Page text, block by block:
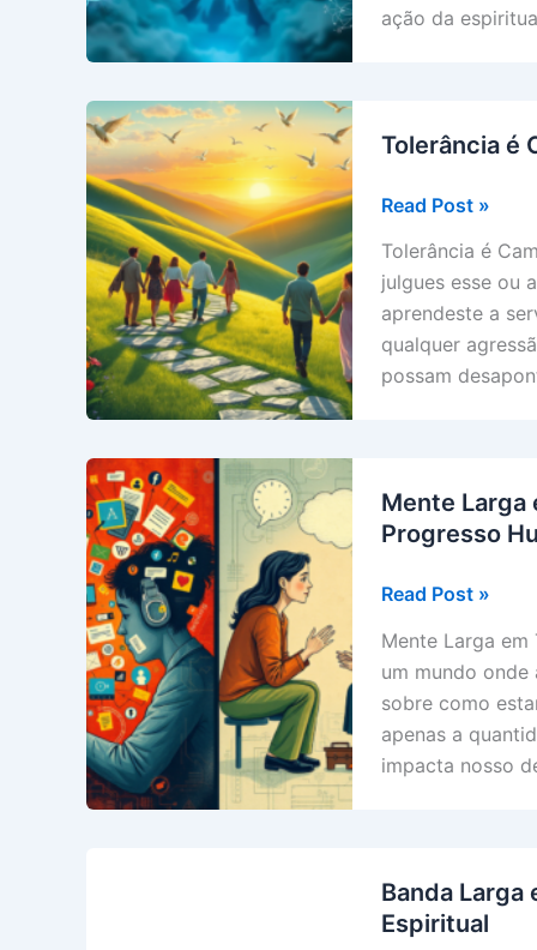
Além:
ação da
Tolerância é
Tolerância
Caminho
de
Paz
Read Post »
Tolerância é
julgues esse ou
aprendeste a
qualquer
possam
Mente Larga
Progresso
Mente
em
Tempos
de
Banda
Larga
Progresso
Humano
Read Post »
Mente Larga
um mundo
sobre como
apenas a
impacta nosso
Banda
Espiritual